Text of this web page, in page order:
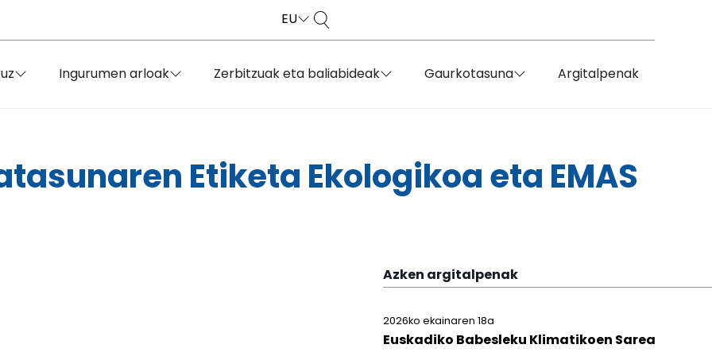
EU
Ingurumen arloak Zerbitzuak eta baliabideak Gaurkotasuna Argitalpenak
Etiketa Ekologikoa eta EMAS
Azken argitalpenak
2026ko ekainaren 18a
Euskadiko Babesleku Klimatikoen Sarea